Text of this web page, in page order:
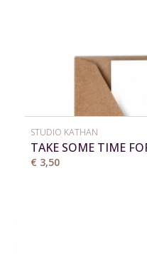
STUDIO KATHAN
TAKE SOME TIME
€ 3,50